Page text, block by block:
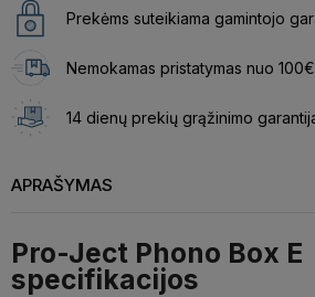
Prekėms suteikiama gamintojo
Nemokamas pristatymas nuo 100€
14 dienų prekių grąžinimo
APRAŠYMAS
Pro-Ject Phono Box E
specifikacijos